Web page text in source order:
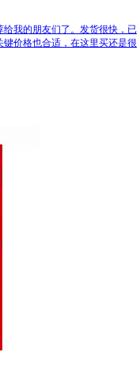
我的朋友们了。发货很快，已
价格也合适，在这里买还是很